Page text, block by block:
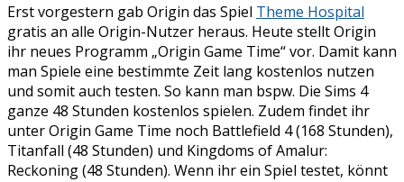
Erst vorgestern gab Origin das Spiel Theme Hospital
gratis an alle Origin-Nutzer heraus. Heute stellt Origin
ihr neues Programm „Origin Game Time“ vor. Damit kann
man Spiele eine bestimmte Zeit lang kostenlos nutzen
und somit auch testen. So kann man bspw. Die Sims 4
ganze 48 Stunden kostenlos spielen. Zudem findet ihr
unter Origin Game Time noch Battlefield 4 (168 Stunden),
Titanfall (48 Stunden) und Kingdoms of Amalur:
Reckoning (48 Stunden). Wenn ihr ein Spiel testet, könnt